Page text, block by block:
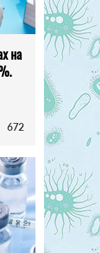
на
672